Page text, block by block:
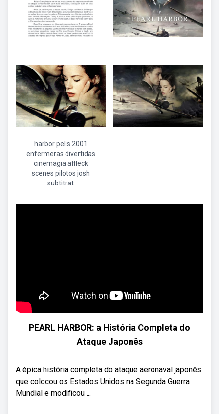
harbor pelis 2001
enfermeras divertidas
cinemagia affleck
scenes pilotos josh
subtitrat
PEARL HARBOR: a História Completa do
Ataque Japonês
A épica história completa do ataque aeronaval japonês
que colocou os Estados Unidos na Segunda Guerra
Mundial e modificou ...